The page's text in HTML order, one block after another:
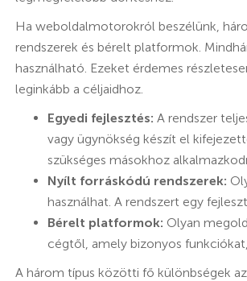
Ha weboldalmotorokról beszélünk,
rendszerek és bérelt platformok.
használható. Ezeket érdemes
leginkább a céljaidhoz.
Egyedi fejlesztés: A rendszer
vagy ügynökség készít el
szükséges másokhoz
Nyílt forráskódú rendszerek:
használhat. A rendszert egy
Bérelt platformok: Olyan
cégtől, amely bizonyos
A három típus közötti fő különbségek